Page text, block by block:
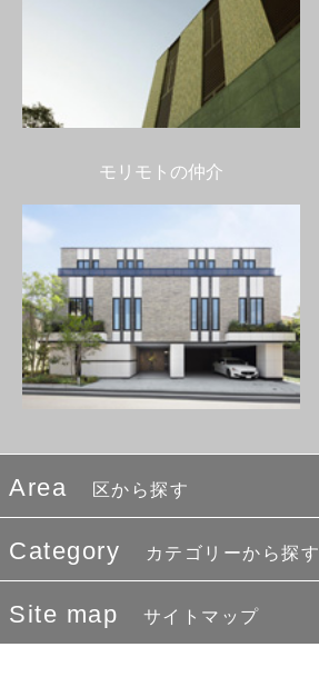
モリモトの仲介
Area 区から探す
Category カテゴリーから探す
Site map サイトマップ